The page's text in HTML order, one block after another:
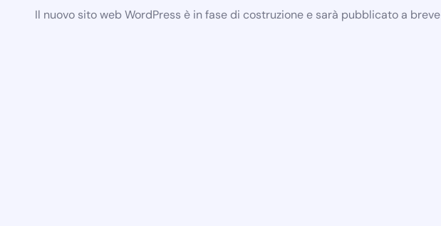
Il nuovo sito web WordPress è in fase di costruzione e sarà pubblicato a breve